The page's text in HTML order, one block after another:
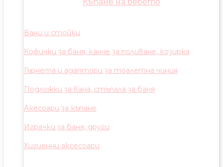
Вани и стойки
Кофички за баня, канче за поливане, козирка
Гърнета и адаптори за тоалетна чиния
Подложки за вана, стъпала за баня
Акесоари за къпане
Играчки за баня, други
Хигиенни аксесоари